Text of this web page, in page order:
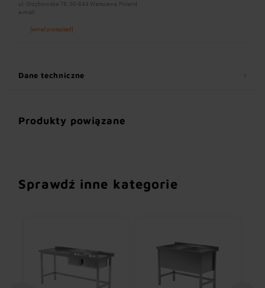
ul. Grzybowska 78, 00-844 Warszawa, Poland
e-mail:
[email protected]
Dane techniczne
Produkty powiązane
Sprawdź inne kategorie